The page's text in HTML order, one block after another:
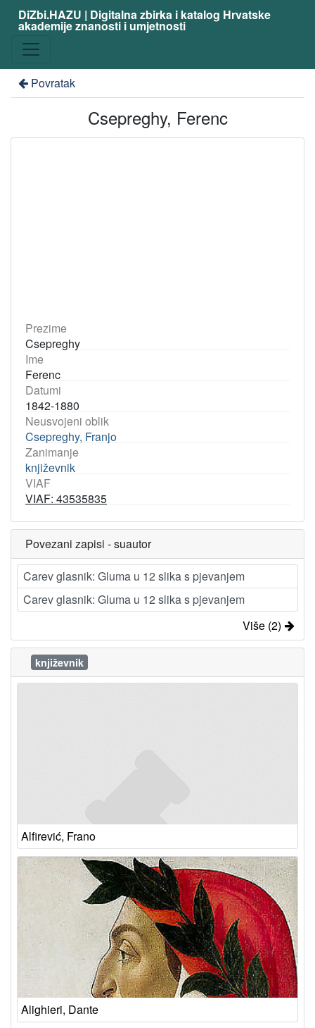
DiZbi.HAZU | Digitalna zbirka i katalog Hrvatske
akademije znanosti i umjetnosti
Povratak
Csepreghy, Ferenc
Prezime
Csepreghy
Ime
Ferenc
Datumi
1842-1880
Neusvojeni oblik
Csepreghy, Franjo
Zanimanje
književnik
VIAF
VIAF: 43535835
Povezani zapisi - suautor
Carev glasnik: Gluma u 12 slika s pjevanjem
Carev glasnik: Gluma u 12 slika s pjevanjem
Više (2)
književnik
Alfirević, Frano
Alighieri, Dante